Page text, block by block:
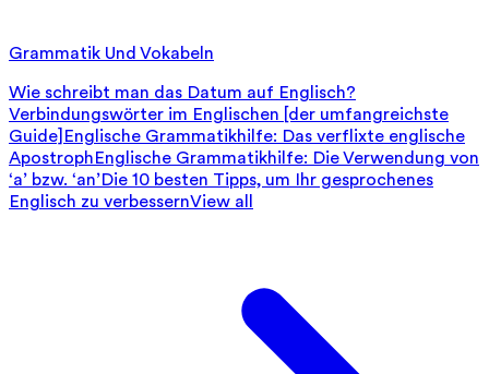
Grammatik Und Vokabeln
Wie schreibt man das Datum auf Englisch?
Verbindungswörter im Englischen [der umfangreichste
Guide] Englische Grammatikhilfe: Das verflixte englische
ApostrophEnglische Grammatikhilfe: Die Verwendung von
‘a’ bzw. ‘an’Die 10 besten Tipps, um Ihr gesprochenes
Englisch zu verbessernView all